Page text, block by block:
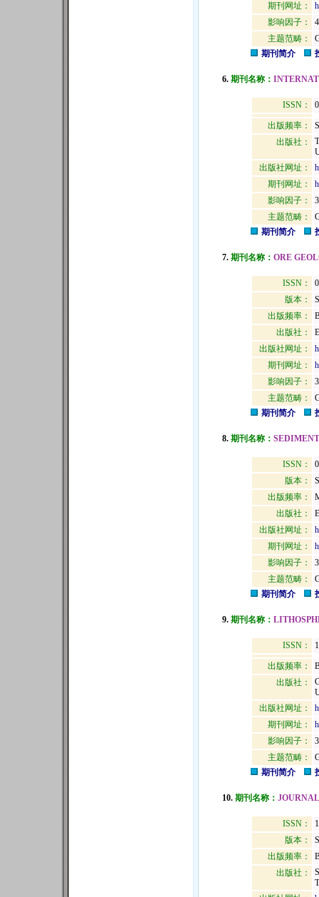
期刊网址：
影响因子：
主题范畴：
期刊简介
6. 期刊名称：
ISSN：
出版频率：
出版社：
出版社网址：
期刊网址：
影响因子：
主题范畴：
期刊简介
7. 期刊名称： ORE
ISSN：
版本：
出版频率：
出版社：
出版社网址：
期刊网址：
影响因子：
主题范畴：
期刊简介
8. 期刊名称：
ISSN：
版本：
出版频率：
出版社：
出版社网址：
期刊网址：
影响因子：
主题范畴：
期刊简介
9. 期刊名称：
ISSN：
出版频率：
出版社：
出版社网址：
期刊网址：
影响因子：
主题范畴：
期刊简介
10. 期刊名称：
ISSN：
版本：
出版频率：
出版社：